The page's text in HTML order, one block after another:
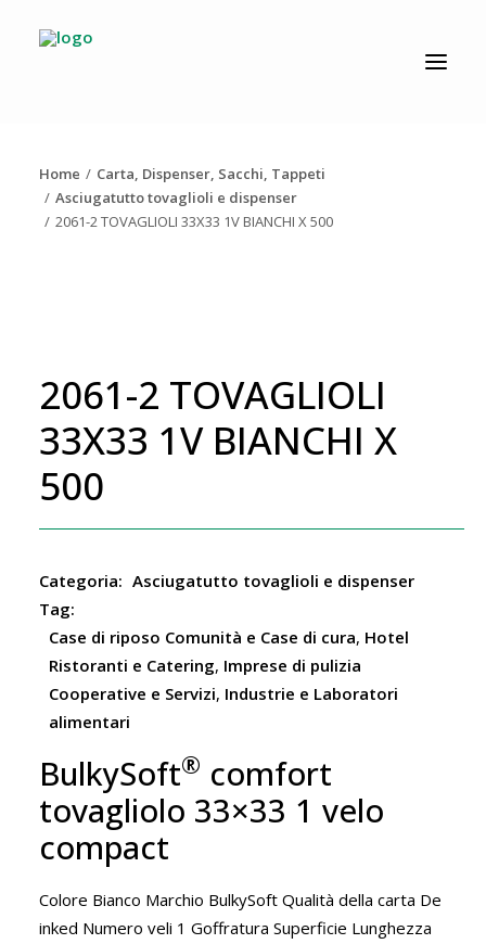
AZIENDA
NEWS
Home
Carta, Dispenser, Sacchi, Tappeti
Asciugatutto tovaglioli e dispenser
2061-2 TOVAGLIOLI 33X33 1V BIANCHI X 500
2061-2 TOVAGLIOLI
33X33 1V BIANCHI X
500
Categoria: Asciugatutto tovaglioli e dispenser
Tag:
Case di riposo Comunità e Case di cura, Hotel
Ristoranti e Catering, Imprese di pulizia
Cooperative e Servizi, Industrie e Laboratori
alimentari
BulkySoft® comfort
tovagliolo 33×33 1 velo
compact
Colore Bianco Marchio BulkySoft Qualità della carta De
inked Numero veli 1 Goffratura Superficie Lunghezza